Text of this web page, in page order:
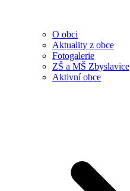
O obci
Aktuality z obce
Fotogalerie
ZŠ a MŠ Zbyslavice
Aktivní obce